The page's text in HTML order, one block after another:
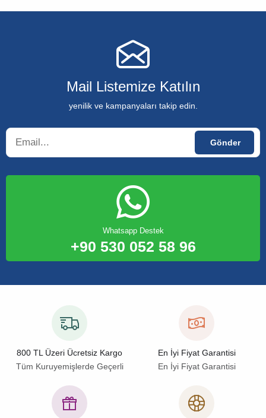
Mail Listemize Katılın
yenilik ve kampanyaları takip edin.
Whatsapp Destek
+90 530 052 58 96
800 TL Üzeri Ücretsiz Kargo
Tüm Kuruyemişlerde Geçerli
En İyi Fiyat Garantisi
En İyi Fiyat Garantisi